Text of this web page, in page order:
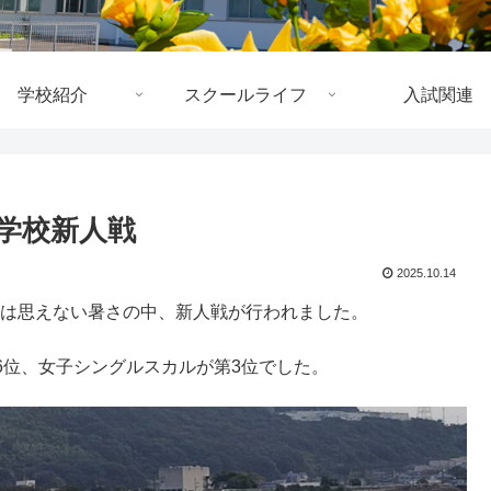
学校紹介 スクールライフ 入試関連
校新人戦
2025.10.14
思えない暑さの中、新人戦が行われました。
、女子シングルスカルが第3位でした。